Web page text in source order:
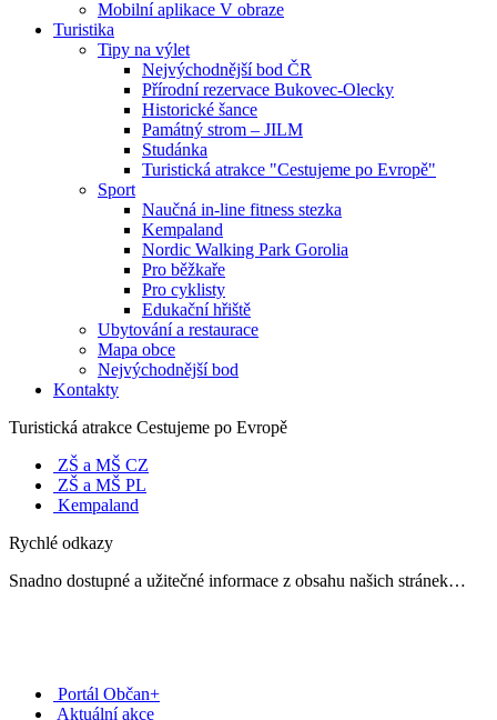
Mobilní aplikace V obraze
Turistika
Tipy na výlet
Nejvýchodnější bod ČR
Přírodní rezervace Bukovec-Olecky
Historické šance
Památný strom – JILM
Studánka
Turistická atrakce "Cestujeme po Evropě"
Sport
Naučná in-line fitness stezka
Kempaland
Nordic Walking Park Gorolia
Pro běžkaře
Pro cyklisty
Edukační hřiště
Ubytování a restaurace
Mapa obce
Nejvýchodnější bod
Kontakty
Turistická atrakce Cestujeme po Evropě
ZŠ a MŠ CZ
ZŠ a MŠ PL
Kempaland
Rychlé odkazy
Snadno dostupné a užitečné informace z obsahu našich stránek…
Portál Občan+
Aktuální akce